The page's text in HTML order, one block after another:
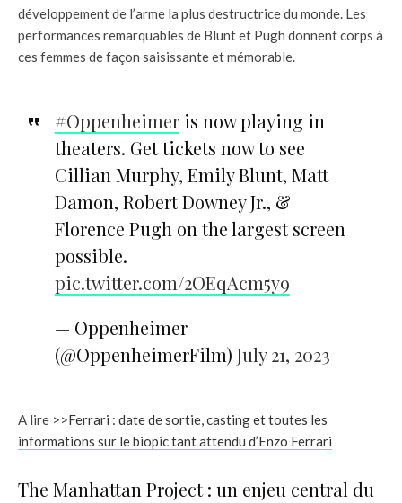
développement de l’arme la plus destructrice du monde. Les
performances remarquables de Blunt et Pugh donnent corps à
ces femmes de façon saisissante et mémorable.
#Oppenheimeris now playing in
theaters. Get tickets now to see
Cillian Murphy, Emily Blunt, Matt
Damon, Robert Downey Jr., &
Florence Pugh on the largest screen
possible.
pic.twitter.com/2OEqAcm5y9
— Oppenheimer
(@OppenheimerFilm) July 21, 2023
A lire >>Ferrari : date de sortie, casting et toutes les
informations sur le biopic tant attendu d’Enzo Ferrari
The Manhattan Project : un enjeu central du